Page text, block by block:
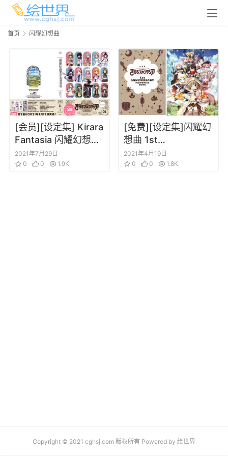
首页 闪耀幻想曲
[会员][设定集] Kirara
Fantasia 闪耀幻想曲
原画设定集1
2021年7月29日
0
0 1.9K
[免费][设定集]闪耀幻
想曲 1st
ANNIVERSARY
MEMORIAL BOOK
2021年4月19日
0
0 1.8K
Copyright © 2021 cghsj.com 版权所有 Powered by 绘世界